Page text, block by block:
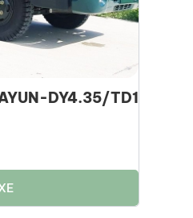
DY4.35/TD1